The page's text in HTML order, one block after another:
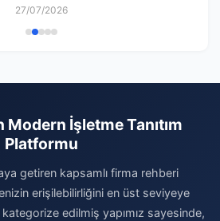
27/07/2026
Modern İşletme Tanıtım
Platformu
getiren kapsamlı firma rehberi
erişilebilirliğini en üst seviyeye
kategorize edilmiş yapımız sayesinde,